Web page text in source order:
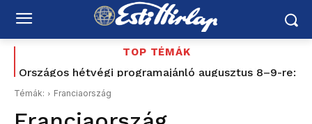
TOP TÉMÁK
Országos hétvégi programajánló augusztus 8–9-re:
vízipisztolycsata, foci, Balaton, borhetek,
fesztiválok, várak és nyári esték
Témák: Franciaország